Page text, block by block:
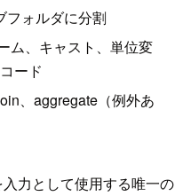
フォルダに分割
ム、キャスト、単位変
ード
、aggregate（例外あ
力として使用する唯一の